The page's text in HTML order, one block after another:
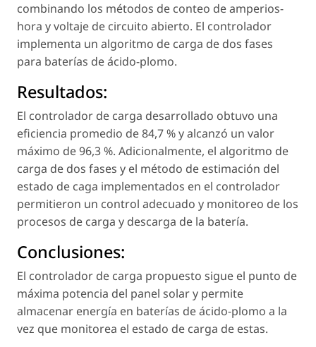
combinando los métodos de conteo de amperios-
hora y voltaje de circuito abierto. El controlador
implementa un algoritmo de carga de dos fases
para baterías de ácido-plomo.
Resultados:
El controlador de carga desarrollado obtuvo una
eficiencia promedio de 84,7 % y alcanzó un valor
máximo de 96,3 %. Adicionalmente, el algoritmo de
carga de dos fases y el método de estimación del
estado de caga implementados en el controlador
permitieron un control adecuado y monitoreo de los
procesos de carga y descarga de la batería.
Conclusiones:
El controlador de carga propuesto sigue el punto de
máxima potencia del panel solar y permite
almacenar energía en baterías de ácido-plomo a la
vez que monitorea el estado de carga de estas.